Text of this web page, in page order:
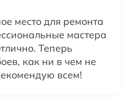
место для ремонта
мастера
Теперь
как ни в чем не
всем!